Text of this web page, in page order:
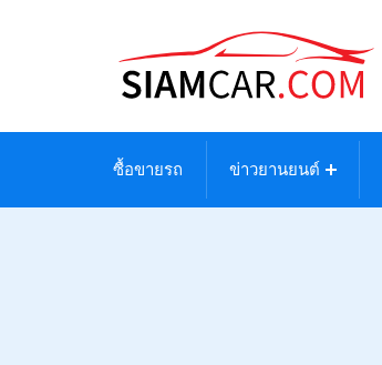
ซื้อขายรถ ข่าวยานยนต์